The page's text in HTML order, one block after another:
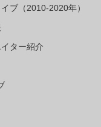
ブ（2010-2020年）
ター紹介